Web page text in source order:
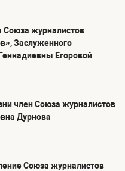
Союза журналистов
Заслуженного
Егоровой
член Союза журналистов
Дурнова
Союза журналистов